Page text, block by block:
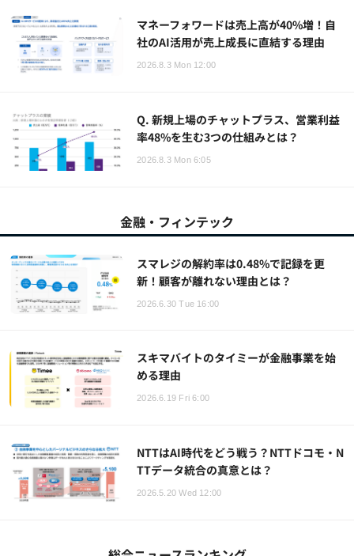
マネーフォワードは売上高が40%増！自
社のAI活用が売上成長に直結する理由
2026.8.3 Mon 12:00
Q. 新規上場のチャットプラス、営業利益
率48%を生む3つの仕組みとは？
2026.8.3 Mon 6:05
金融・フィンテック
スマレジの解約率は0.48%で記録を更
新！顧客が離れない理由とは？
2026.6.30 Tue 16:00
スキマバイトのタイミーが金融事業を始
める理由
2026.6.19 Fri 6:00
NTTはAI時代をどう戦う？NTTドコモ・N
TTデータ統合の真意とは？
2026.5.20 Wed 12:00